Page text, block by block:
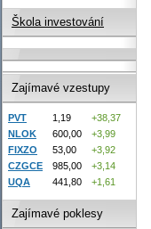
Škola investování
Zajímavé vzestupy
PVT 1,19
+38,37
NLOK
600,00
+3,99
FIXZO
53,00
+3,92
CZGCE
985,00
+3,14
UQA
441,80 +1,61
Zajímavé poklesy